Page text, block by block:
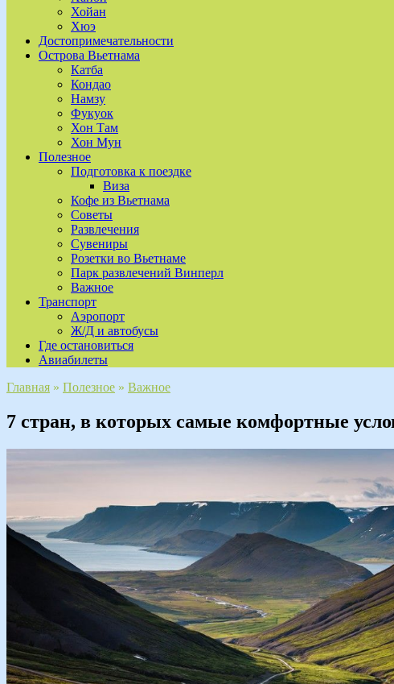
Хойан
Хюэ
Достопримечательности
Острова Вьетнама
Катба
Кондао
Намзу
Фукуок
Хон Там
Хон Мун
Полезное
Подготовка к поездке
Виза
Кофе из Вьетнама
Советы
Развлечения
Сувениры
Розетки во Вьетнаме
Парк развлечений Винперл
Важное
Транспорт
Аэропорт
Ж/Д и автобусы
Где остановиться
Авиабилеты
Главная » Полезное » Важное
7 стран, в которых самые комфортные